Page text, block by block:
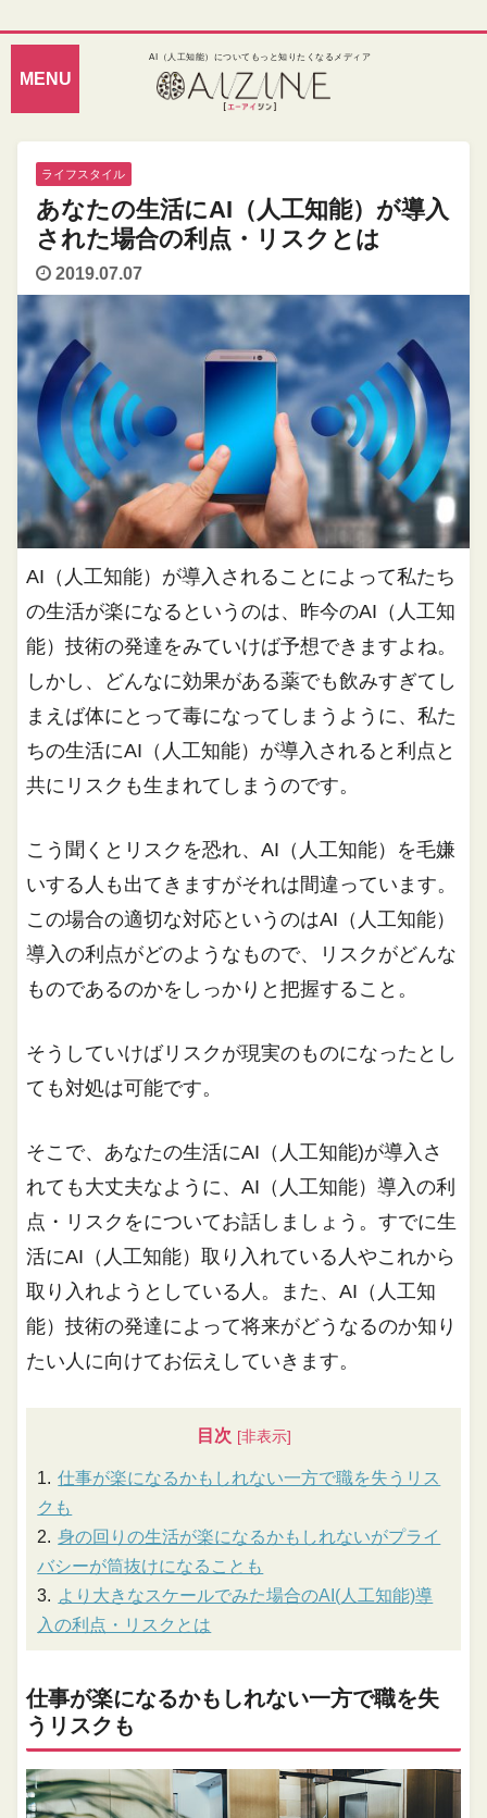
AI（人工知能）についてもっと知りたくなるメディア
ライフスタイル
あなたの生活にAI（人工知能）が導入
された場合の利点・リスクとは
2019.07.07
AI（人工知能）が導入されることによって私たち
の生活が楽になるというのは、昨今のAI（人工知
能）技術の発達をみていけば予想できますよね。
しかし、どんなに効果がある薬でも飲みすぎてし
まえば体にとって毒になってしまうように、私た
ちの生活にAI（人工知能）が導入されると利点と
共にリスクも生まれてしまうのです。
こう聞くとリスクを恐れ、AI（人工知能）を毛嫌
いする人も出てきますがそれは間違っています。
この場合の適切な対応というのはAI（人工知能）
導入の利点がどのようなもので、リスクがどんな
ものであるのかをしっかりと把握すること。
そうしていけばリスクが現実のものになったとし
ても対処は可能です。
そこで、あなたの生活にAI（人工知能)が導入さ
れても大丈夫なように、AI（人工知能）導入の利
点・リスクをについてお話しましょう。すでに生
活にAI（人工知能）取り入れている人やこれから
取り入れようとしている人。また、AI（人工知
能）技術の発達によって将来がどうなるのか知り
たい人に向けてお伝えしていきます。
目次
仕事が楽になるかもしれない一方で職を失うリス
クも
身の回りの生活が楽になるかもしれないがプライ
バシーが筒抜けになることも
より大きなスケールでみた場合のAI(人工知能)導
入の利点・リスクとは
仕事が楽になるかもしれない一方で職を失
うリスクも